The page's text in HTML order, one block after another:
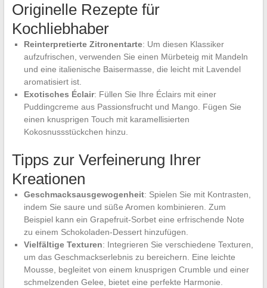
Originelle Rezepte für
Kochliebhaber
Reinterpretierte Zitronentarte: Um diesen Klassiker
aufzufrischen, verwenden Sie einen Mürbeteig mit Mandeln
und eine italienische Baisermasse, die leicht mit Lavendel
aromatisiert ist.
Exotisches Éclair: Füllen Sie Ihre Éclairs mit einer
Puddingcreme aus Passionsfrucht und Mango. Fügen Sie
einen knusprigen Touch mit karamellisierten
Kokosnussstückchen hinzu.
Tipps zur Verfeinerung Ihrer
Kreationen
Geschmacksausgewogenheit: Spielen Sie mit Kontrasten,
indem Sie saure und süße Aromen kombinieren. Zum
Beispiel kann ein Grapefruit-Sorbet eine erfrischende Note
zu einem Schokoladen-Dessert hinzufügen.
Vielfältige Texturen: Integrieren Sie verschiedene Texturen,
um das Geschmackserlebnis zu bereichern. Eine leichte
Mousse, begleitet von einem knusprigen Crumble und einer
schmelzenden Gelee, bietet eine perfekte Harmonie.